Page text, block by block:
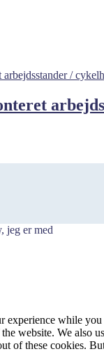
jeg er med
while
website. We also
of these cookies.